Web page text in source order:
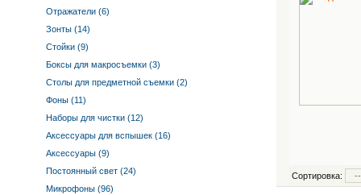
Отражатели (6)
Зонты (14)
Стойки (9)
Боксы для макросъемки (3)
Столы для предметной съемки (2)
Фоны (11)
Наборы для чистки (12)
Аксессуары для вспышек (16)
Аксессуары (9)
Постоянный свет (24)
Микрофоны (96)
Сортировка: